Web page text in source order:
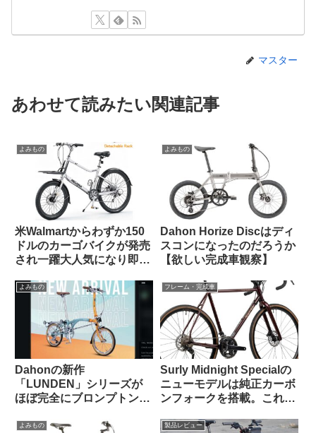
マスター
あわせて読みたい関連記事
よみもの
米Walmartからわずか150
ドルのカーゴバイクが発売
され一躍大人気になり即日
よみもの
Dahon Horize Discはディ
スコンになったのだろうか
【欲しい完成車観察】
よみもの
Dahonの新作
「LUNDEN」シリーズが
ほぼ完全にブロンプトンな
【Brompton vs.
フレーム・完成車
Surly Midnight Specialの
ニューモデルは純正カーボ
ンフォークを搭載。これで
よみもの 製品レビュー